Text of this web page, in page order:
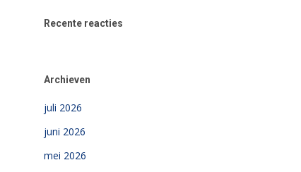
Recente reacties
Archieven
juli 2026
juni 2026
mei 2026